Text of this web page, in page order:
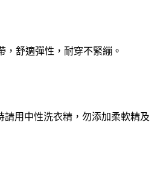
，舒適彈性，耐穿不緊繃。
請用中性洗衣精，勿添加柔軟精及